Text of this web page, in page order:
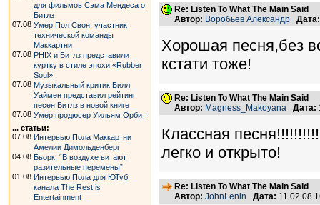
для фильмов Сэма Мендеса о
Битлз
07.08 Умер Пол Свон, участник
технической команды
Маккартни
07.08 PHIX и Битлз представили
куртку в стиле эпохи «Rubber
Soul»
07.08 Музыкальный критик Билл
Уаймен представил рейтинг
песен Битлз в новой книге
07.08 Умер продюсер Уильям Орбит
... статьи:
07.08 Интервью Пола Маккартни
Амелии Димольденберг
04.08 Бьорк: “В воздухе витают
разительные перемены”
01.08 Интервью Пола для ЮТуб
канала The Rest is
Entertainment
Re: Listen To What The Main Said
Автор: Воробьёв Александр Дата:
Хорошая песня,без
кстати тоже!
Re: Listen To What The Main Said
Автор: Magness_Makoyana Дата:
Классная
легко и открыто!
Re: Listen To What The Main Said
Автор: JohnLenin Дата: 11.02.08